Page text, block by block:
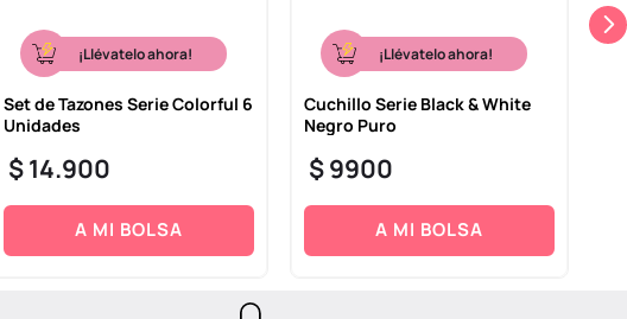
¡Llévatelo ahora!
Set de Tazones Serie Colorful 6
Unidades
$14.900
A MI BOLSA
¡Llévatelo ahora!
Cuchillo Serie Black & White
Negro Puro
$9900
A MI BOLSA